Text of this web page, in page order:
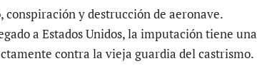
conspiración y destrucción de aeronave.
a Estados Unidos, la imputación tiene una
contra la vieja guardia del castrismo.